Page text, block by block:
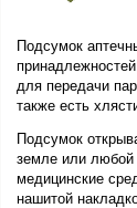
Подсумок
для передачи
также есть
Подсумок
земле или любой
медицинские
нашитой